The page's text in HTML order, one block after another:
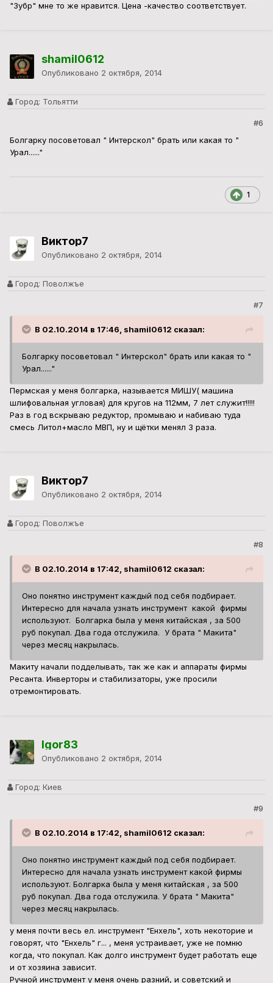
"Зубр" мне то же нравится. Цена -качество соответствует.
shamil0612
Опубликовано 2 октября, 2014
Город: Тольятти
#6
Болгарку посоветовал " Интерскол" брать или какая то "
Урал......"
1
Виктор7
Опубликовано 2 октября, 2014
Город: Поволжъе
#7
В 02.10.2014 в 17:46, shamil0612 сказал:
Болгарку посоветовал " Интерскол" брать или какая то "
Урал......"
Пермская у меня болгарка, называется МИШУ( машина
шлифовальная угловая) для кругов на 112мм, 7 лет служит!!!!!
Раз в год вскрываю редуктор, промываю и набиваю туда
смесь Литол+масло МВП, ну и щётки менял 3 раза.
Виктор7
Опубликовано 2 октября, 2014
Город: Поволжъе
#8
В 02.10.2014 в 17:42, shamil0612 сказал:
Оно понятно инструмент каждый под себя подбирает.
Интересно для начала узнать инструмент какой фирмы
используют. Болгарка была у меня китайская , за 500
руб покупал. Два года отслужила. У брата " Макита"
через месяц накрылась.
Макиту начали подделывать, так же как и аппараты фирмы
Ресанта. Инверторы и стабилизаторы, уже просили
отремонтировать.
Igor83
Опубликовано 2 октября, 2014
Город: Киев
#9
В 02.10.2014 в 17:42, shamil0612 сказал:
Оно понятно инструмент каждый под себя подбирает.
Интересно для начала узнать инструмент какой фирмы
используют. Болгарка была у меня китайская , за 500
руб покупал. Два года отслужила. У брата " Макита"
через месяц накрылась.
у меня почти весь ел. инструмент "Енхель", хоть некоторие и
говорят, что "Енхель" г... , меня устраивает, уже не помню
когда, что покупал. Как долго инструмент будет работать еще
и от хозяина зависит.
Ручной инструмент у меня очень разний, и советский и